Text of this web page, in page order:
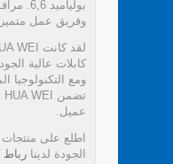
وفريق عمل
كابلات عالية
عميل.
اطلع على منتجات
الجودة لدينا رباط